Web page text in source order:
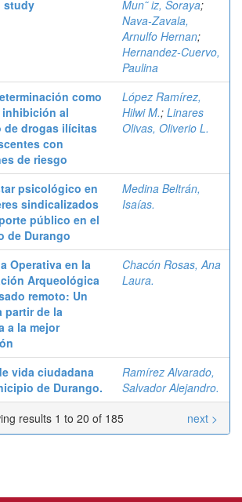
study
Mun˜ iz, Soraya;
Nava-Zavala,
Arnulfo Hernan;
Hernandez-Cuervo,
Paulina
como
al
de drogas ilícitas
con
de riesgo
López Ramírez,
Hilwi M.; Linares
Olivas, Oliverio L.
psicológico en
sindicalizados
público en el
de Durango
Medina Beltrán,
Isaías.
Operativa en la
Arqueológica
remoto: Un
partir de la
a la mejor
Chacón Rosas, Ana
Laura.
vida ciudadana
de Durango.
Ramírez Alvarado,
Salvador Alejandro.
results 1 to 20 of 185
next >